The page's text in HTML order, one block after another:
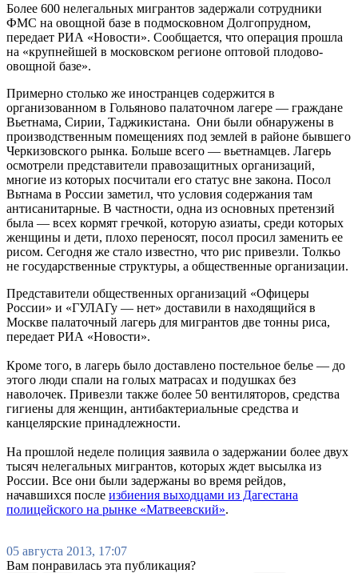
Более 600 нелегальных мигрантов задержали сотрудники
ФМС на овощной базе в подмосковном Долгопрудном,
передает РИА «Новости». Сообщается, что операция прошла
на «крупнейшей в московском регионе оптовой плодово-
овощной базе».
Примерно столько же иностранцев содержится в
организованном в Гольяново палаточном лагере — граждане
Вьетнама, Сирии, Таджикистана. Они были обнаружены в
производственным помещениях под землей в районе бывшего
Черкизовского рынка. Больше всего — вьетнамцев. Лагерь
осмотрели представители правозащитных организаций,
многие из которых посчитали его статус вне закона. Посол
Вьтнама в России заметил, что условия содержания там
антисанитарные. В частности, одна из основных претензий
была — всех кормят гречкой, которую азиаты, среди которых
женщины и дети, плохо переносят, посол просил заменить ее
рисом. Сегодня же стало известно, что рис привезли. Толкьо
не государственные структуры, а общественные организации.
Представители общественных организаций «Офицеры
России» и «ГУЛАГу — нет» доставили в находящийся в
Москве палаточный лагерь для мигрантов две тонны риса,
передает РИА «Новости».
Кроме того, в лагерь было доставлено постельное белье — до
этого люди спали на голых матрасах и подушках без
наволочек. Привезли также более 50 вентиляторов, средства
гигиены для женщин, антибактериальные средства и
канцелярские принадлежности.
На прошлой неделе полиция заявила о задержании более двух
тысяч нелегальных мигрантов, которых ждет высылка из
России. Все они были задержаны во время рейдов,
начавшихся после избиения выходцами из Дагестана
полицейского на рынке «Матвеевский».
05 августа 2013, 17:07
Вам понравилась эта публикация?